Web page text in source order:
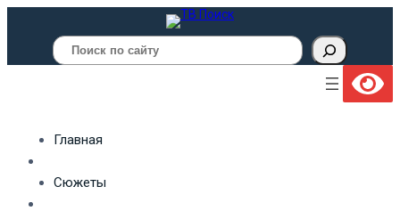
Поиск
Главная
Сюжеты